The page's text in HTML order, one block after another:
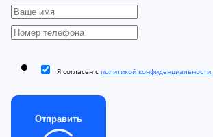
Я согласен с политикой конфиденциальности.
Отправить